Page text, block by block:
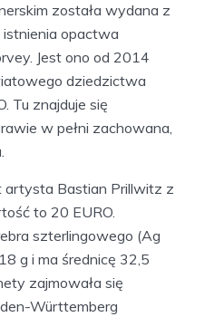
została wydana z
opactwa
Jest ono od 2014
dziedzictwa
Tu znajduje się
w pełni zachowana,
artysta Bastian Prillwitz z
to 20 EURO.
szterlingowego (Ag
g i ma średnicę 32,5
zajmowała się
Württemberg